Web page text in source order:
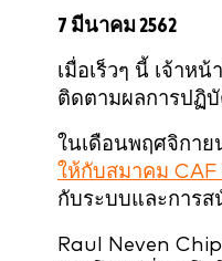
7 มีนาคม 2562
เมื่อเร็วๆ นี้ เจ้าห
ติดตามผลการปฏิ
ในเดือนพฤศจิกา
ให้กับสมาคม CAF
กับระบบและการส
Raul Neven